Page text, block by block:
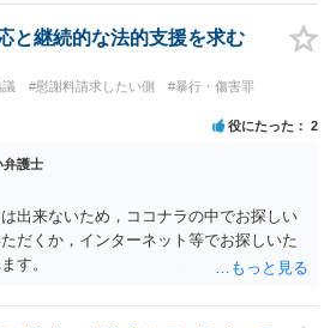
お早めに弁護士に相談されることをおす
と継続的な法的支援を求む
#慰謝料請求したい側
#暴行・傷害罪
役にたった 2
弁護士
出来ないため，ココナラの中でお探しい
だくか，インターネット等でお探しいた
す。